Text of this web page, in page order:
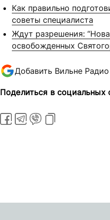
Как правильно
советы специалиста
Ждут разрешения:
освобожденных
Добавить Вильне
Поделиться в социальных